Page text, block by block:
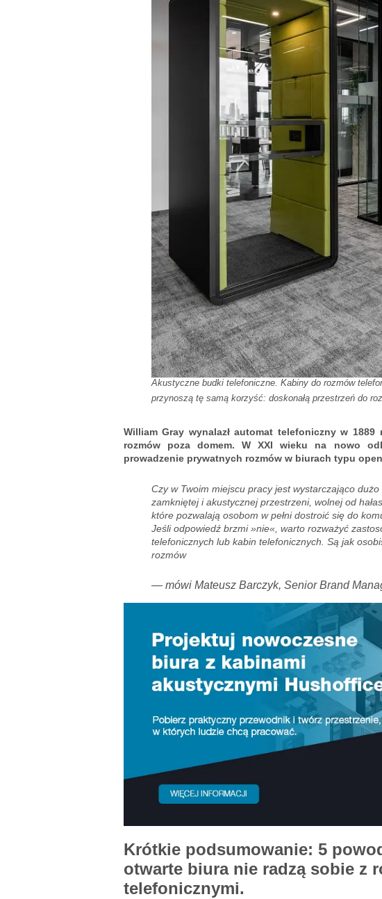
Akustyczne budki telefoniczne. Kabiny do rozmów
przynoszą tę samą korzyść: doskonałą przestrzeń do
William Gray wynalazł automat telefoniczny w
rozmów poza domem. W XXI wieku na nowo
prowadzenie prywatnych rozmów w biurach typu
Czy w Twoim miejscu pracy jest wystarczająco
zamkniętej i akustycznej przestrzeni, wolnej od
które pozwalają osobom w pełni dostroić się do
Jeśli odpowiedź brzmi »nie«, warto rozważyć
telefonicznych lub kabin telefonicznych. Są jak
rozmów
— mówi Mateusz Barczyk, Senior Brand
Krótkie podsumowanie: 5
otwarte biura nie radzą sobie z
telefonicznymi.